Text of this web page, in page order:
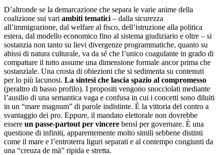
D’altronde se la demarcazione che separa le varie anime della
coalizione sui vari ambiti tematici ‒ dalla sicurezza
all’immigrazione, dal welfare al fisco, dell’istruzione alla politica
estera, dal modello economico fino al sistema giudiziario e oltre ‒ si
sostanzia non tanto su lievi divergenze programmatiche, quanto su
abissi di natura culturale, va da sé che l’unico coagulante in grado di
compattare il tutto assume una dimensione formale ancor prima che
sostanziale. Una crosta di obiezioni che si sedimenta su contenuti
per lo più lacunosi. La sintesi che lascia spazio al compromesso
(peraltro di basso profilo). I propositi vengono snocciolati mediante
l’ausilio di una semantica vaga e confusa in cui i concetti sono diluiti
in un “mare magnum” di parole indistinte. È la vittoria del contro a
svantaggio dei pro. Eppure, il mandato elettorale non dovrebbe
essere un passe-partout per vincere bensì per governare. È una
questione di infiniti, apparentemente molto simili sebbene distinti
come il mare e l’entroterra liguri separati e al contempo congiunti da
una “creuza de mä” ripida e stretta.